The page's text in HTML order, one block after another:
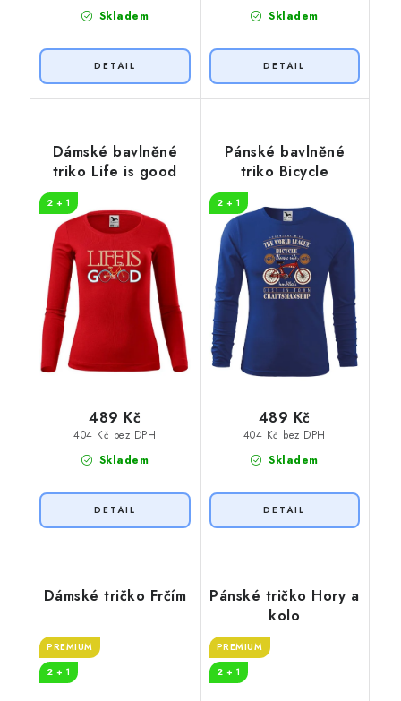
Skladem Skladem
Dámské bavlněné
triko Life is good
2 + 1
Skladem
404 Kč bez DPH
489 Kč
Pánské bavlněné
triko Bicycle
2 + 1
Skladem
404 Kč bez DPH
489 Kč
Dámské tričko Frčím
PREMIUM
2 + 1
Pánské tričko Hory a
kolo
PREMIUM
2 + 1